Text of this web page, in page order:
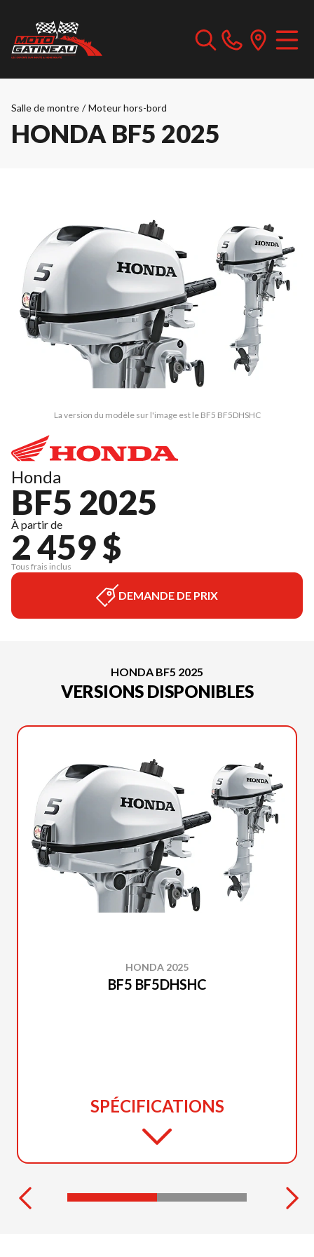
Salle de montre / Moteur hors-bord
HONDA BF5 2025
La version du modèle sur l'image est le BF5 BF5DHSHC
Honda
BF5 2025
À partir de
2 459 $
Tous frais inclus
DEMANDE DE PRIX
HONDA BF5 2025
VERSIONS DISPONIBLES
HONDA 2025
BF5 BF5DHSHC
SPÉCIFICATIONS